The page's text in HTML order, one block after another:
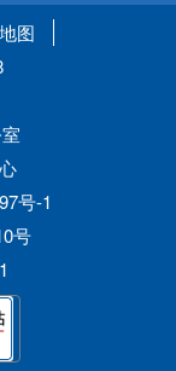
图
号-1
号